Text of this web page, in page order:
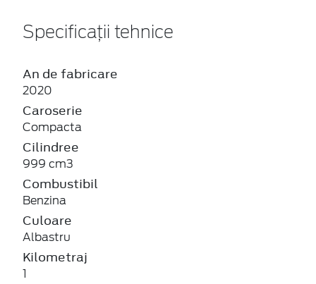
Specificații tehnice
An de fabricare
2020
Caroserie
Compacta
Cilindree
999 cm3
Combustibil
Benzina
Culoare
Albastru
Kilometraj
1